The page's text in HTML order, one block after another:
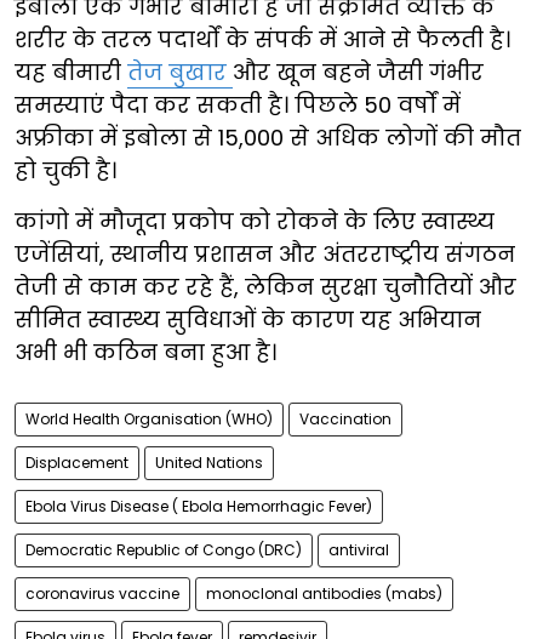
इबोला एक गंभीर बीमारी है जो संक्रमित व्यक्ति के
शरीर के तरल पदार्थों के संपर्क में आने से फैलती है।
यह बीमारी तेज बुखार और खून बहने जैसी गंभीर
समस्याएं पैदा कर सकती है। पिछले 50 वर्षों में
अफ्रीका में इबोला से 15,000 से अधिक लोगों की मौत
हो चुकी है।
कांगो में मौजूदा प्रकोप को रोकने के लिए स्वास्थ्य
एजेंसियां, स्थानीय प्रशासन और अंतरराष्ट्रीय संगठन
तेजी से काम कर रहे हैं, लेकिन सुरक्षा चुनौतियों और
सीमित स्वास्थ्य सुविधाओं के कारण यह अभियान
अभी भी कठिन बना हुआ है।
World Health Organisation (WHO) Vaccination
Displacement United Nations
Ebola Virus Disease ( Ebola Hemorrhagic Fever)
Democratic Republic of Congo (DRC) antiviral
coronavirus vaccine monoclonal antibodies (mabs)